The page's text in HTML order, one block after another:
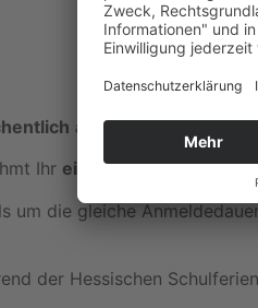
am gleichen Tag
Ihr einen
um die gleiche
der Hessischen